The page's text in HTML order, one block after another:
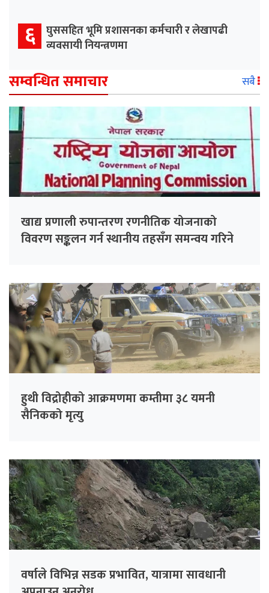
६ घुससहित भूमि प्रशासनका कर्मचारी र लेखापढी
व्यवसायी नियन्त्रणमा
सम्वन्धित समाचार सबै
खाद्य प्रणाली रुपान्तरण रणनीतिक योजनाको
विवरण सङ्कलन गर्न स्थानीय तहसँग समन्वय गरिने
हुथी विद्रोहीको आक्रमणमा कम्तीमा ३८ यमनी
सैनिकको मृत्यु
वर्षाले विभिन्न सडक प्रभावित, यात्रामा सावधानी